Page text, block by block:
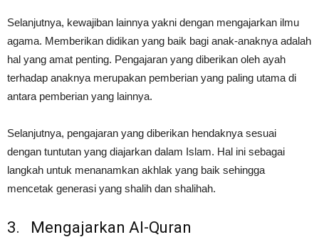
Selanjutnya, kewajiban lainnya yakni dengan mengajarkan ilmu
agama. Memberikan didikan yang baik bagi anak-anaknya adalah
hal yang amat penting. Pengajaran yang diberikan oleh ayah
terhadap anaknya merupakan pemberian yang paling utama di
antara pemberian yang lainnya.
Selanjutnya, pengajaran yang diberikan hendaknya sesuai
dengan tuntutan yang diajarkan dalam Islam. Hal ini sebagai
langkah untuk menanamkan akhlak yang baik sehingga
mencetak generasi yang shalih dan shalihah.
3. Mengajarkan Al-Quran